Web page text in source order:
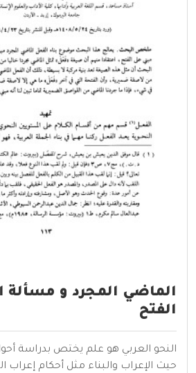
الماضي المجرد و مسألة
الفتح
النحو العربي هو علم يختص بدراسة
حيث الإعراب والبناء مثل أحكام إعراب